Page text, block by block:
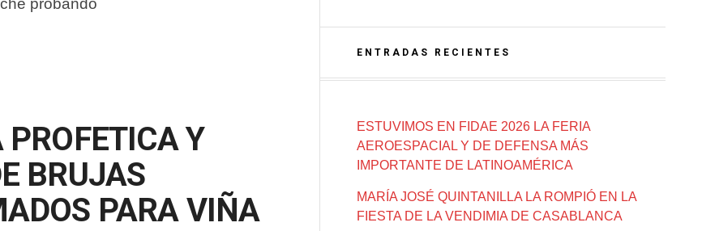
probando
PROFETICA Y
BRUJAS
PARA VIÑA
ENTRADAS RECIENTES
ESTUVIMOS EN FIDAE 2026 LA FERIA
AEROESPACIAL Y DE DEFENSA MÁS
IMPORTANTE DE LATINOAMÉRICA
MARÍA JOSÉ QUINTANILLA LA ROMPIÓ EN LA
FIESTA DE LA VENDIMIA DE CASABLANCA